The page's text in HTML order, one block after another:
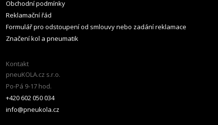
Obchodní podmínky
Reklamační řád
Formulář pro odstoupení od smlouvy nebo zadání reklamace
Značení kol a pneumatik
Kontakt
pneuKOLA.cz s.r.o.
Po-Pá 9-17 hod.
+420 602 050 034
info@pneukola.cz